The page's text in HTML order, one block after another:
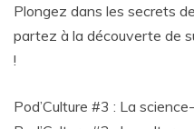
Plongez dans les secrets
partez à la découverte de
!
Pod’Culture #3 : La